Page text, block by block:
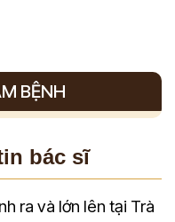
BỆNH
bác sĩ
ra và lớn lên tại Trà